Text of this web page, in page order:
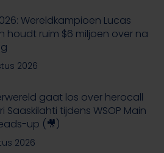
Wereldkampioen Lucas
houdt ruim $6 miljoen over na
2026
gaat los over herocall
Saaskilahti tijdens WSOP Main
up (🎥)
2026